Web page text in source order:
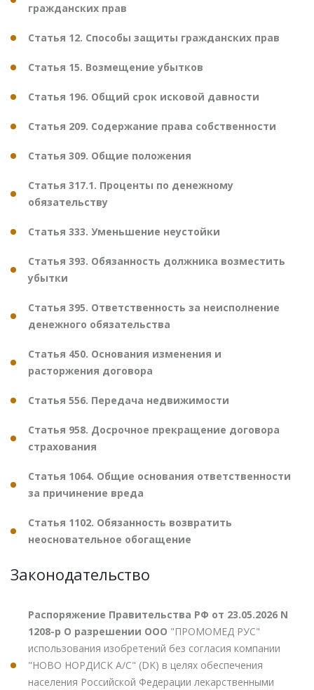
гражданских прав
Статья 12. Способы защиты гражданских прав
Статья 15. Возмещение убытков
Статья 196. Общий срок исковой давности
Статья 209. Содержание права собственности
Статья 309. Общие положения
Статья 317.1. Проценты по денежному
обязательству
Статья 333. Уменьшение неустойки
Статья 393. Обязанность должника возместить
убытки
Статья 395. Ответственность за неисполнение
денежного обязательства
Статья 450. Основания изменения и
расторжения договора
Статья 556. Передача недвижимости
Статья 958. Досрочное прекращение договора
страхования
Статья 1064. Общие основания ответственности
за причинение вреда
Статья 1102. Обязанность возвратить
неосновательное обогащение
Законодательство
Распоряжение Правительства РФ от 23.05.2026 N
1208-р О разрешении ООО "ПРОМОМЕД РУС"
использования изобретений без согласия компании
"НОВО НОРДИСК А/С" (DK) в целях обеспечения
населения Российской Федерации лекарственными